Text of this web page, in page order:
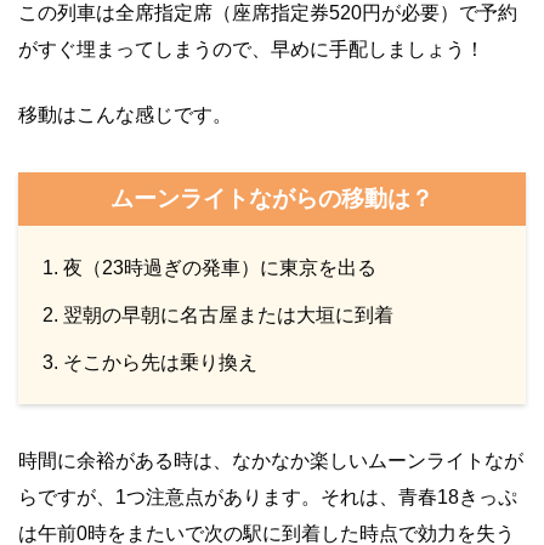
この列車は全席指定席（座席指定券520円が必要）で予約
がすぐ埋まってしまうので、早めに手配しましょう！
移動はこんな感じです。
ムーンライトながらの移動は？
夜（23時過ぎの発車）に東京を出る
翌朝の早朝に名古屋または大垣に到着
そこから先は乗り換え
時間に余裕がある時は、なかなか楽しいムーンライトなが
らですが、1つ注意点があります。それは、青春18きっぷ
は午前0時をまたいで次の駅に到着した時点で効力を失う